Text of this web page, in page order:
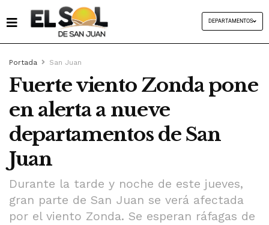
DEPARTAMENTOS
Portada San Juan
Fuerte viento Zonda pone
en alerta a nueve
departamentos de San
Juan
Durante la tarde y noche de este jueves,
gran parte de San Juan se verá afectada
por el viento Zonda. Se esperan ráfagas de